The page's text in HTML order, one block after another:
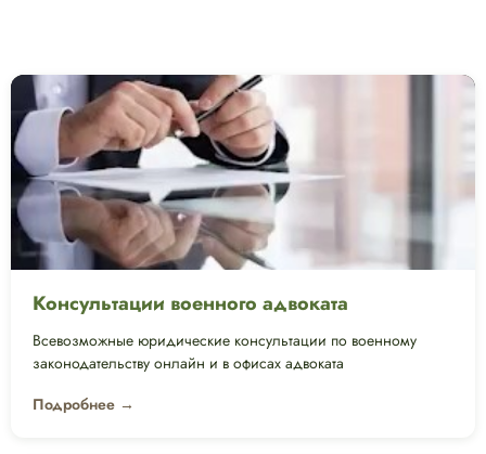
Консультации военного адвоката
Всевозможные юридические консультации по военному
законодательству онлайн и в офисах адвоката
Подробнее →